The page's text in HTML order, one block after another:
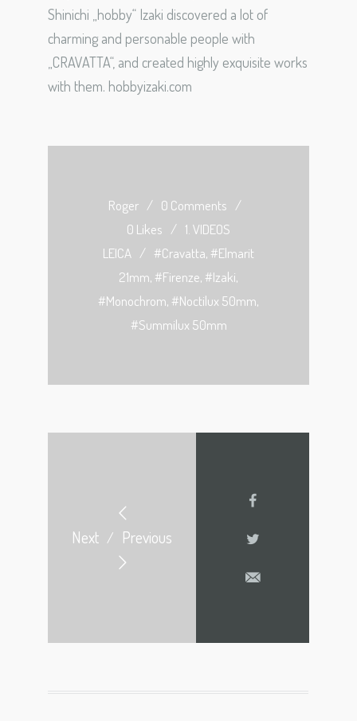
Shinichi „hobby“ Izaki discovered a lot of
charming and personable people with
„CRAVATTA“, and created highly exquisite works
with them. hobbyizaki.com
Roger / 0 Comments /
0 Likes / 1. VIDEOS
LEICA / #Cravatta, #Elmarit
21mm, #Firenze, #Izaki,
#Monochrom, #Noctilux 50mm,
#Summilux 50mm
Next / Previous